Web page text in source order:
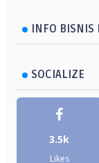
INFO BISNIS
SOCIALIZE
3.5k
Likes